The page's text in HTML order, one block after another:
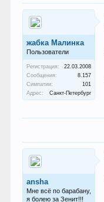
жабка Малинка
Пользователи
Регистрация:
22.03.2008
Сообщения:
8.157
Симпатии:
101
Адрес:
Санкт-Петербург
ansha
Мне всё по барабану,
я болею за Зенит!!!